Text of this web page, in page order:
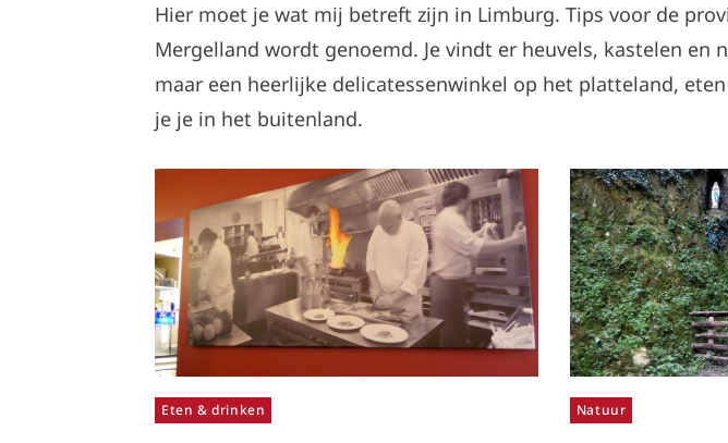
Hier moet je wat mij betreft zijn in Limburg. Tips voor de
Mergelland wordt genoemd. Je vindt er heuvels, kastelen
maar een heerlijke delicatessenwinkel op het platteland,
je je in het buitenland.
Eten & drinken Natuur